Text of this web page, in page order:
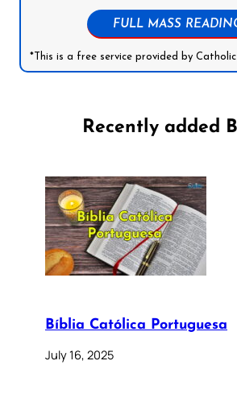
FULL MASS
*This is a free service provided by Catholic
Recently added
Bíblia Católica Portuguesa
July 16, 2025